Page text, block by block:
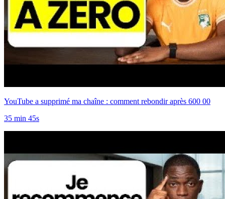
YouTube a supprimé ma chaîne : comment rebondir après 600 00
35 min 45s